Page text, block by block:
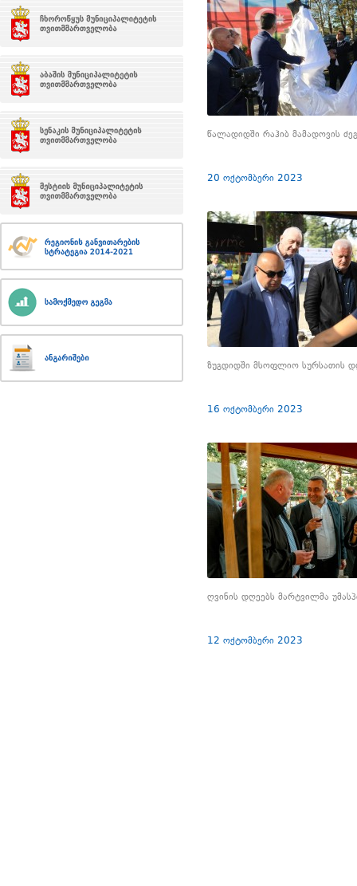
წალადიდში რაჰიბ მამადოვის
20 ოქტომბერი 2023
ზუგდიდში მსოფლიო სურსათის
16 ოქტომბერი 2023
ღვინის დღეებს მარტვილმა
12 ოქტომბერი 2023